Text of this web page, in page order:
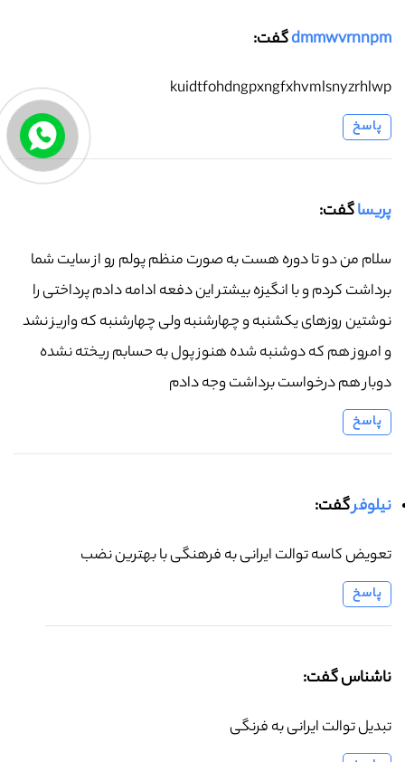
dmmwvrnnpmگفت:
kuidtfohdngpxngfxhvmlsnyzrhlwp
پاسخ
پریساگفت:
سلام من دو تا دوره هست به صورت منظم پولم رو از سایت شما
برداشت کردم و با انگیزه بیشتر این دفعه ادامه دادم پرداختی را
نوشتین روزهای یکشنبه و چهارشنبه ولی چهارشنبه که واریز نشد
و امروز هم که دوشنبه شده هنوز پول به حسابم ریخته نشده
دوبار هم درخواست برداشت وجه دادم
پاسخ
نیلوفرگفت:
تعویض کاسه توالت ایرانی به فرهنگی با بهترین نضب
پاسخ
ناشناس گفت:
تبدیل توالت ایرانی به فرنگی